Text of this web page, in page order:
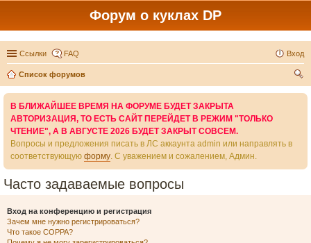
Форум о куклах DP
Ссылки FAQ Вход
Список форумов
В БЛИЖАЙШЕЕ ВРЕМЯ НА ФОРУМЕ БУДЕТ ЗАКРЫТА
АВТОРИЗАЦИЯ, ТО ЕСТЬ САЙТ ПЕРЕЙДЕТ В РЕЖИМ "ТОЛЬКО
ЧТЕНИЕ", А В АВГУСТЕ 2026 БУДЕТ ЗАКРЫТ СОВСЕМ.
Вопросы и предложения писать в ЛС аккаунта admin или направлять в
соответствующую форму. С уважением и сожалением, Админ.
Часто задаваемые вопросы
Вход на конференцию и регистрация
Зачем мне нужно регистрироваться?
Что такое COPPA?